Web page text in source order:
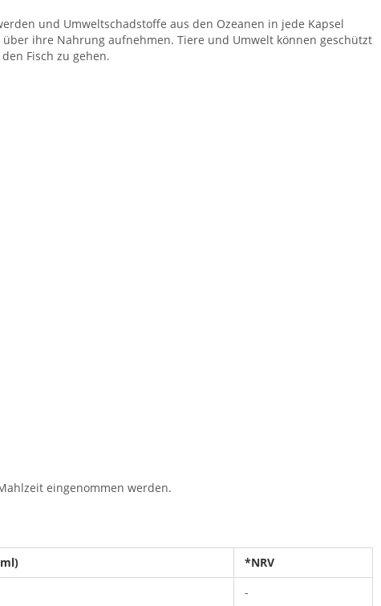
und Umweltschadstoffe aus den Ozeanen in jede Kapsel
ihre Nahrung aufnehmen. Tiere und Umwelt können geschützt
Fisch zu gehen.
eingenommen werden.
*NRV
-